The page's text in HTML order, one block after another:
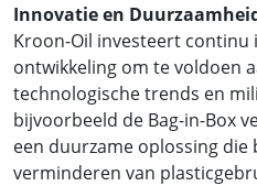
Innovatie en
Kroon-Oil investeert continu
ontwikkeling om te voldoen
technologische trends en
bijvoorbeeld de Bag-in-Box
een duurzame oplossing die
verminderen van